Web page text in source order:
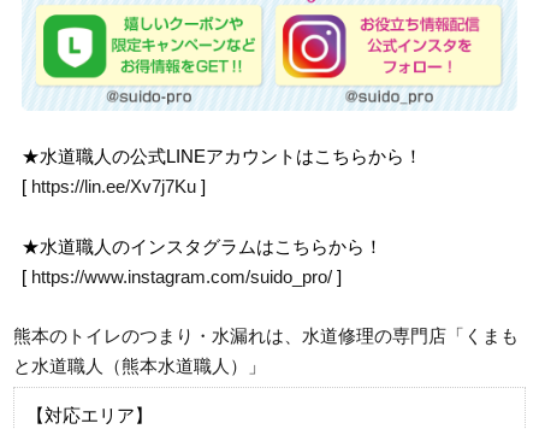
★水道職人の公式LINEアカウントはこちらから！
[ https://lin.ee/Xv7j7Ku ]
★水道職人のインスタグラムはこちらから！
[ https://www.instagram.com/suido_pro/ ]
熊本のトイレのつまり・水漏れは、水道修理の専門店「くまも
と水道職人（熊本水道職人）」
【対応エリア】